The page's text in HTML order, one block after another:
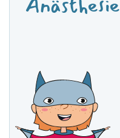
Anästhesie